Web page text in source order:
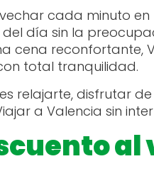
cada minuto
día sin la
cena reconfortante,
total tranquilidad.
relajarte, disfrutar
a Valencia sin